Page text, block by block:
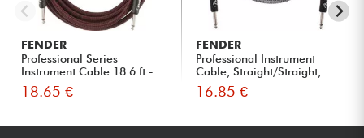
FENDER
Professional Series
Instrument Cable 18.6 ft -
Red...
18.65 €
FENDER
Professional Instrument
Cable, Straight/Straight, ...
16.85 €